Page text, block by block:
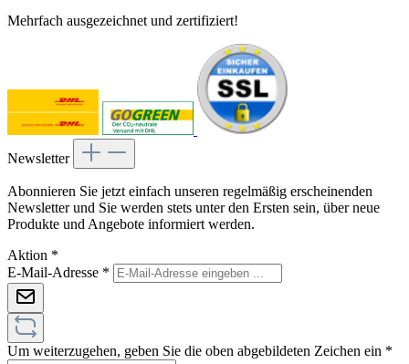
Mehrfach ausgezeichnet und zertifiziert!
Newsletter
Abonnieren Sie jetzt einfach unseren regelmäßig erscheinenden
Newsletter und Sie werden stets unter den Ersten sein, über neue
Produkte und Angebote informiert werden.
Aktion *
E-Mail-Adresse *
Um weiterzugehen, geben Sie die oben abgebildeten Zeichen ein *